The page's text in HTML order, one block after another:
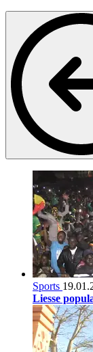
Sports
Liesse